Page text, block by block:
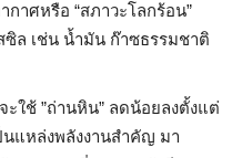
าศหรือ “สภาวะโลกร้อน”
ซิล เช่น น้ำมัน ก๊าซธรรมชาติ
ใช้ ”ถ่านหิน” ลดน้อยลงตั้งแต่
นแหล่งพลังงานสำคัญ มา